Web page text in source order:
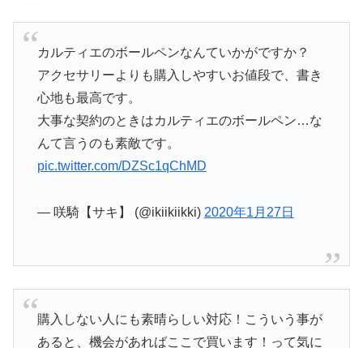
カルティエのボールペンなんていかがですか？
アクセサリーよりも購入しやすいお値段で、書き
心地も最高です。
大事な契約のときはカルティエのボールペン…な
んて言うのも素敵です。
pic.twitter.com/DZSc1qChMD
— 咲騎【サキ】 (@ikiikiikki) 2020年1月27日
購入しない人にも素晴らしい対応！こういう事が
あると、機会があればここで買います！って気に